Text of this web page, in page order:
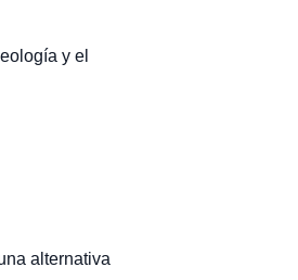
y el
alternativa